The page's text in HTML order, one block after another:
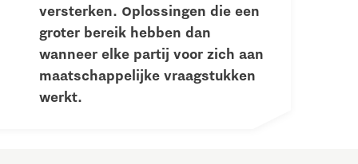
versterken. Oplossingen die een
groter bereik hebben dan
wanneer elke partij voor zich aan
maatschappelijke vraagstukken
werkt.